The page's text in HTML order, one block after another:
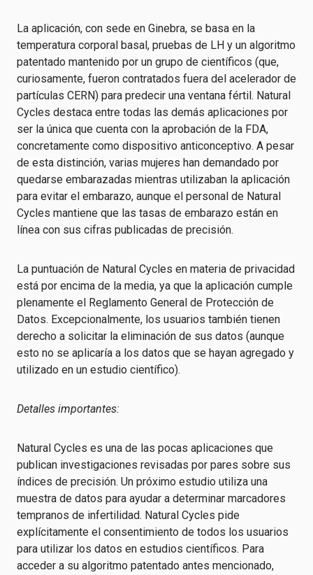
La aplicación, con sede en Ginebra, se basa en la
temperatura corporal basal, pruebas de LH y un algoritmo
patentado mantenido por un grupo de científicos (que,
curiosamente, fueron contratados fuera del acelerador de
partículas CERN) para predecir una ventana fértil. Natural
Cycles destaca entre todas las demás aplicaciones por
ser la única que cuenta con la aprobación de la FDA,
concretamente como dispositivo anticonceptivo. A pesar
de esta distinción, varias mujeres han demandado por
quedarse embarazadas mientras utilizaban la aplicación
para evitar el embarazo, aunque el personal de Natural
Cycles mantiene que las tasas de embarazo están en
línea con sus cifras publicadas de precisión.
La puntuación de Natural Cycles en materia de privacidad
está por encima de la media, ya que la aplicación cumple
plenamente el Reglamento General de Protección de
Datos. Excepcionalmente, los usuarios también tienen
derecho a solicitar la eliminación de sus datos (aunque
esto no se aplicaría a los datos que se hayan agregado y
utilizado en un estudio científico).
Detalles importantes:
Natural Cycles es una de las pocas aplicaciones que
publican investigaciones revisadas por pares sobre sus
índices de precisión. Un próximo estudio utiliza una
muestra de datos para ayudar a determinar marcadores
tempranos de infertilidad. Natural Cycles pide
explícitamente el consentimiento de todos los usuarios
para utilizar los datos en estudios científicos. Para
acceder a su algoritmo patentado antes mencionado,